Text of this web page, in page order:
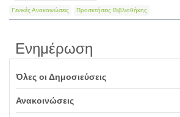
Γενικές Ανακοινώσεις Προσκτήσεις Βιβλιοθήκης
Ενημέρωση
Όλες οι Δημοσιεύσεις
Ανακοινώσεις